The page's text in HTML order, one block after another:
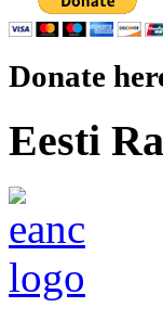
Donate
Eesti